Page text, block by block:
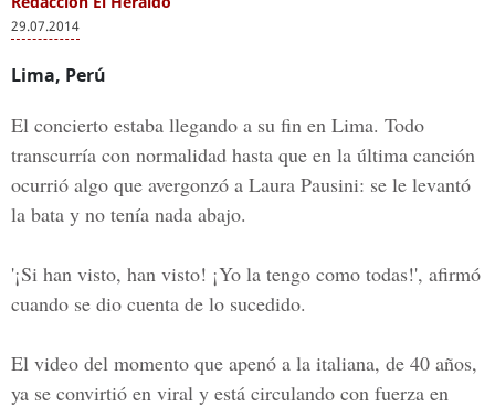
29.07.2014
Lima, Perú
El concierto estaba llegando a su fin en Lima. Todo
transcurría con normalidad hasta que en la última canción
ocurrió algo que avergonzó a Laura Pausini: se le levantó
la bata y no tenía nada abajo.
'¡Si han visto, han visto! ¡Yo la tengo como todas!', afirmó
cuando se dio cuenta de lo sucedido.
El video del momento que apenó a la italiana, de 40 años,
ya se convirtió en viral y está circulando con fuerza en